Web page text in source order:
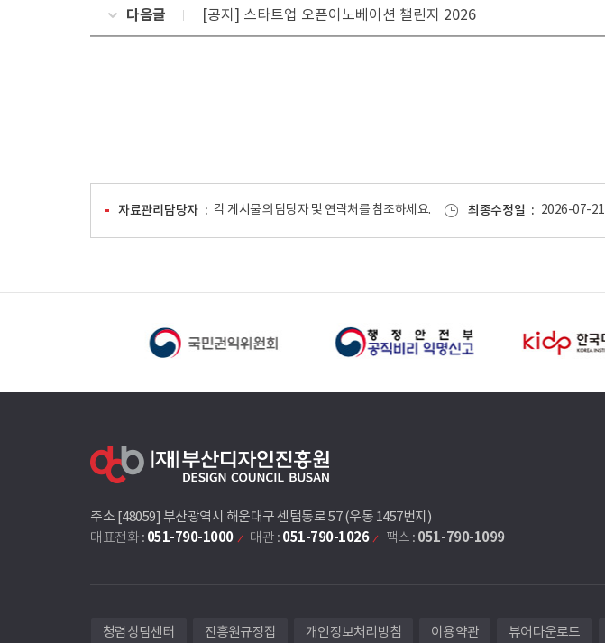
다음글 [공지] 스타트업 오픈이노베이션 챌린지 2026
자료관리담당자 각 게시물의 담당자 및 연락처를 참조하세요. 최종수정일 2026-07-21
주소 [48059] 부산광역시 해운대구 센텀동로 57 (우동 1457번지)
대표전화 : 051-790-1000 대관 : 051-790-1026 팩스 : 051-790-1099
청렴상담센터 진흥원규정집 개인정보처리방침 이용약관 뷰어다운로드